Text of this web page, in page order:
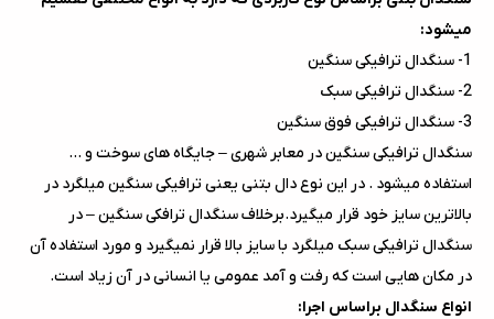
میشود:
1- سنگدال ترافیکی سنگین
2- سنگدال ترافیکی سبک
3- سنگدال ترافیکی فوق سنگین
سنگدال ترافیکی سنگین در معابر شهری – جایگاه های سوخت و …
استفاده میشود . در این نوع دال بتنی یعنی ترافیکی سنگین میلگرد در
بالاترین سایز خود قرار میگیرد.برخلاف سنگدال ترافکی سنگین – در
سنگدال ترافیکی سبک میلگرد با سایز بالا قرار نمیگیرد و مورد استفاده آن
در مکان هایی است که رفت و آمد عمومی یا انسانی در آن زیاد است.
انواع سنگدال براساس اجرا: